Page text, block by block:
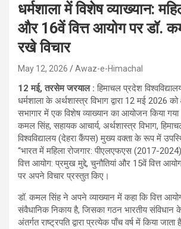
धर्मशाला में विशेष व्याख्यान:
और 16वें वित्त आयोग पर डॉ.
रखे विचार
May 12, 2026 Awaz-e-Himachal
12 मई, तरसेम जरयाल :हिमाचल प्रदेश
धर्मशाला के अर्थशास्त्र विभाग द्वारा 12 मई 2026
सभागार में एक विशेष व्याख्यान का आयोजन किया
कमल सिंह, सहायक आचार्य, अर्थशास्त्र विभाग,
विश्वविद्यालय (देहरा कैंपस) मुख्य वक्ता के रूप में
“भारत में महिला रोजगार: पीएलएफएस (2017-2024)
वित्त आयोग: प्रमुख मुद्दे, चुनौतियां और 15वें वित्त
पर अपने विचार प्रस्तुत किए।
डॉ. कमल सिंह ने अपने व्याख्यान में कहा कि वित्त
संवैधानिक निकाय है, जिसका गठन भारतीय
अंतर्गत राष्ट्रपति द्वारा प्रत्येक पाँच वर्ष में किया